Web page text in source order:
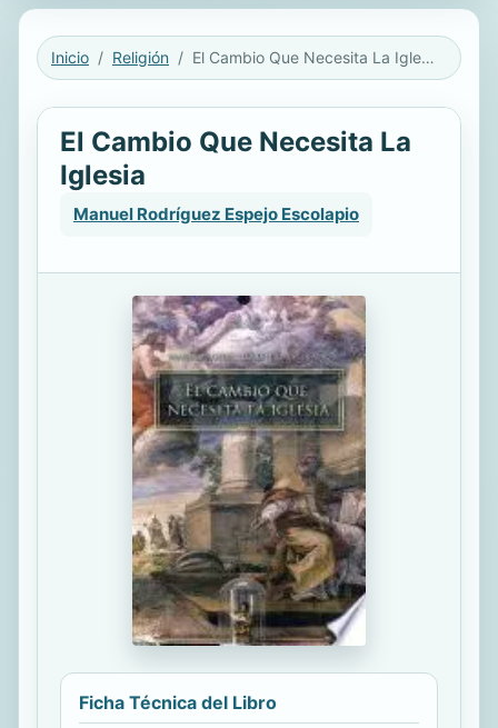
Inicio Religión El Cambio Que Necesita La Iglesia
El Cambio Que Necesita La
Iglesia
Manuel Rodríguez Espejo Escolapio
Ficha Técnica del Libro